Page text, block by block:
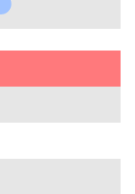
die/d
en
des
ment